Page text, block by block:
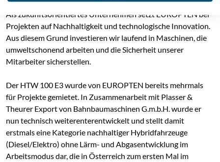
Als zukunftsorientiertes Unternehmen setzt EUROPTEN bei
Projekten auf Nachhaltigkeit und technologische Innovation.
Aus diesem Grund investieren wir laufend in Maschinen, die
umweltschonend arbeiten und die Sicherheit unserer
Mitarbeiter sicherstellen.
Der HTW 100 E3 wurde von EUROPTEN bereits mehrmals
für Projekte gemietet. In Zusammenarbeit mit Plasser &
Theurer Export von Bahnbaumaschinen G.m.b.H. wurde er
nun technisch weiterenterentwickelt und stellt damit
erstmals eine Kategorie nachhaltiger Hybridfahrzeuge
(Diesel/Elektro) ohne Lärm- und Abgasentwicklung im
Arbeitsmodus dar, die in Österreich zum ersten Mal im